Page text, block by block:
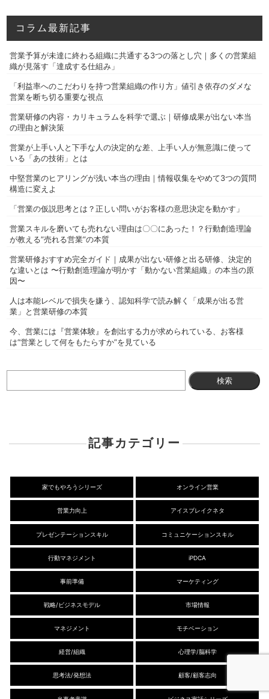
コラム最新記事
営業予算が未達に終わる組織に共通する3つの落とし穴｜多くの営業組
織が見落す「達成する仕組み」
「利益率へのこだわりを持つ営業組織の作り方」値引き依存のダメな
営業を断ち切る重要な視点
営業研修の内容・カリキュラムを科学で選ぶ｜研修成果が出ない本当
の理由と解決策
営業が上手い人と下手な人の決定的な差、上手い人が無意識に使って
いる「あの技術」とは
中堅営業のヒアリングが浅い本当の理由｜情報収集をやめて3つの質問
構造に変えよ
「営業の仮説思考とは？正しい問いがお客様の意思決定を動かす」
営業スキルを磨いても売れない理由は〇〇にあった！？行動創造理論
が教える”売れる営業”の本質
営業研修おすすめ完全ガイド｜成果が出ない研修と出る研修、決定的
な違いとは 〜行動創造理論が明かす「動かない営業組織」の本当の原
因〜
人は本能レベルで損失を嫌う、認知科学で読み解く「成果が出る営
業」と営業研修の本質
今、営業には『営業体験』を創出する力が求められている、お客様
は“営業として何をもたらすか”を見ている
索:
記事カテゴリー
家でもやろうシリーズ オンライン営業
営業力向上 アイスブレイクネタ
プレゼンテーションスキル コミュニケーションスキル
行動マネジメント iPDCA
事前準備 マーケティング
戦略/ビジネスモデル 市場情報
マネジメント モチベーション
経営/組織 心理学/脳科学
思考法/発想法 顧客/顧客志向